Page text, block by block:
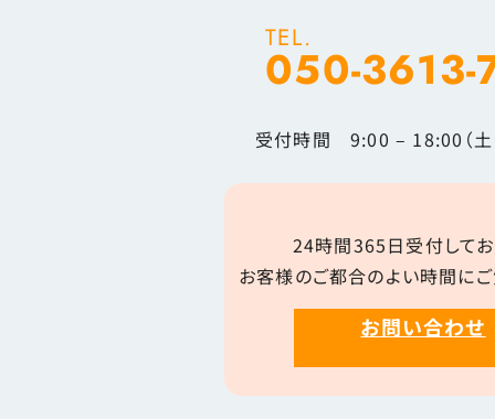
TEL.
050-3613-
受付時間 9:00 – 18:00（土
24時間365日受付してお
お客様のご都合のよい時間にご
お問い合わせ